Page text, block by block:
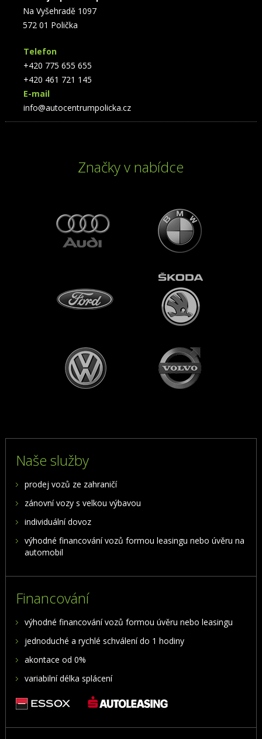
Na Vyšehradě 1097
572 01 Polička
Telefon
+420 775 655 655
+420 461 721 145
E-mail
info@autocentrumpolicka.cz
Značky v nabídce
Naše služby
prodej vozů ze zahraničí
zánovní vozy s velkou výbavou
individuální dovoz
výhodné financování vozů formou leasingu nebo úvěru na
automobil
Financování
výhodné financování vozů formou úvěru nebo leasingu
jednoduché a rychlé schválení do 1 hodiny
akontace od 0%
variabilní délka splácení